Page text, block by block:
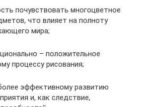
почувствовать многоцветное
что влияет на полноту
мира;
– положительное
процессу рисования;
эффективному развитию
и, как следствие,